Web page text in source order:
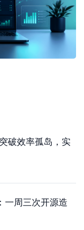
破效率孤岛，实
一周三次开源造